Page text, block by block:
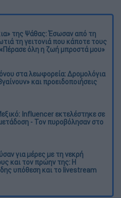
της Ψάθας: Έσωσαν από τη
τη γειτονιά που κάποτε τους
όλη η ζωή μπροστά μου»
στα λεωφορεία: Δρομολόγια
και προειδοποιήσεις
Influencer εκτελέστηκε σε
- Τον πυροβόλησαν στο
για μέρες με τη νεκρή
και τον πρώην της: Η
υπόθεση και το livestream